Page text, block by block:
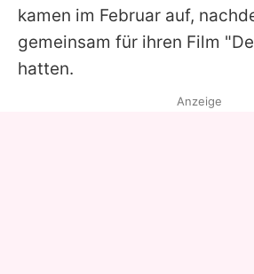
kamen im Februar auf,
gemeinsam für ihren Film
hatten.
Anzeige